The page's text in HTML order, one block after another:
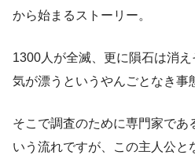
から始まるストーリー。
1300人が全滅、更に隕石は消
気が漂うというやんごとなき事
そこで調査のために専門家であ
いう流れですが、この主人公と